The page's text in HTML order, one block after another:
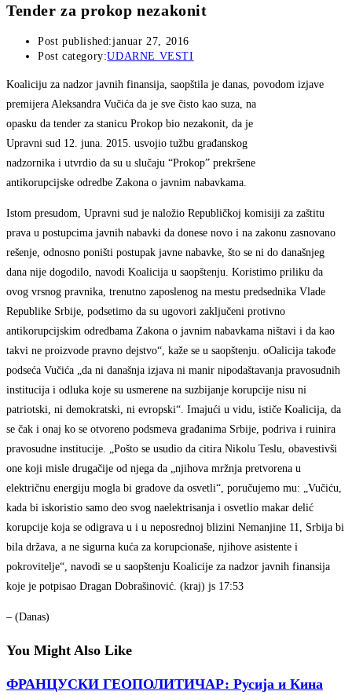
Tender za prokop nezakonit
Post published:januar 27, 2016
Post category:UDARNE VESTI
Koaliciju za nadzor javnih finansija, saopštila je danas, povodom izjave
premijera Aleksandra Vučića da je sve čisto kao suza, na
opasku da tender za stanicu Prokop bio nezakonit, da je
Upravni sud 12. juna. 2015. usvojio tužbu građanskog
nadzornika i utvrdio da su u slučaju “Prokop” prekršene
antikorupcijske odredbe Zakona o javnim nabavkama.
Istom presudom, Upravni sud je naložio Republičkoj komisiji za zaštitu
prava u postupcima javnih nabavki da donese novo i na zakonu zasnovano
rešenje, odnosno poništi postupak javne nabavke, što se ni do današnjeg
dana nije dogodilo, navodi Koalicija u saopštenju. Koristimo priliku da
ovog vrsnog pravnika, trenutno zaposlenog na mestu predsednika Vlade
Republike Srbije, podsetimo da su ugovori zaključeni protivno
antikorupcijskim odredbama Zakona o javnim nabavkama ništavi i da kao
takvi ne proizvode pravno dejstvo“, kaže se u saopštenju. oOalicija takođe
podseća Vučića „da ni današnja izjava ni manir nipodaštavanja pravosudnih
institucija i odluka koje su usmerene na suzbijanje korupcije nisu ni
patriotski, ni demokratski, ni evropski“. Imajući u vidu, ističe Koalicija, da
se čak i onaj ko se otvoreno podsmeva građanima Srbije, podriva i ruinira
pravosudne institucije. „Pošto se usudio da citira Nikolu Teslu, obavestivši
one koji misle drugačije od njega da „njihova mržnja pretvorena u
električnu energiju mogla bi gradove da osvetli“, poručujemo mu: „Vučiću,
kada bi iskoristio samo deo svog naelektrisanja i osvetlio makar delić
korupcije koja se odigrava u i u neposrednoj blizini Nemanjine 11, Srbija bi
bila država, a ne sigurna kuća za korupcionaše, njihove asistente i
pokrovitelje“, navodi se u saopštenju Koalicije za nadzor javnih finansija
koje je potpisao Dragan Dobrašinović. (kraj) js 17:53
– (Danas)
You Might Also Like
ФРАНЦУСКИ ГЕОПОЛИТИЧАР: Русија и Кина